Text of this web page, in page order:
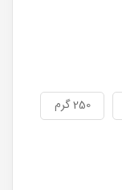
250 گرم